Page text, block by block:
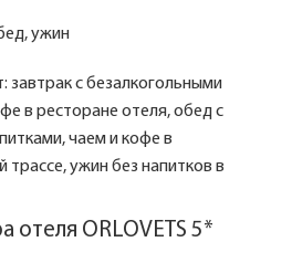
ужин
завтрак с безалкогольными
в ресторане отеля, обед с
чаем и кофе в
ужин без напитков в
отеля ORLOVETS 5*